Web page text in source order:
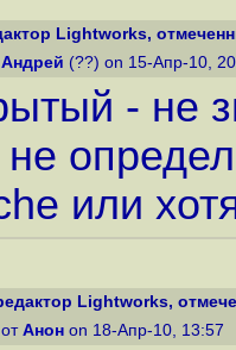
Lightworks,
Андрей (??) on 15-Апр-10,
- не
или
Lightworks,
Анон on 18-Апр-10, 13:57